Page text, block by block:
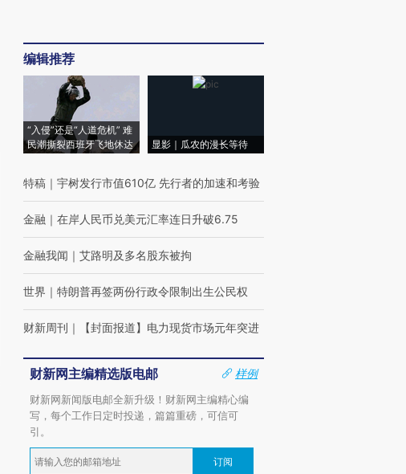
编辑推荐
“入侵”还是“人道危机” 难
民潮撕裂西班牙飞地休达
显影｜瓜农的漫长等待
特稿 ｜ 宇树发行市值610亿 先行者的加速和考验
金融 ｜ 在岸人民币兑美元汇率连日升破6.75
金融我闻 ｜ 艾路明及多名股东被拘
世界 ｜ 特朗普再签两份行政令限制出生公民权
财新周刊 ｜ 【封面报道】电力现货市场元年突进
财新网主编精选版电邮
样例
财新网新闻版电邮全新升级！财新网主编精心编
写，每个工作日定时投递，篇篇重磅，可信可
引。
订阅